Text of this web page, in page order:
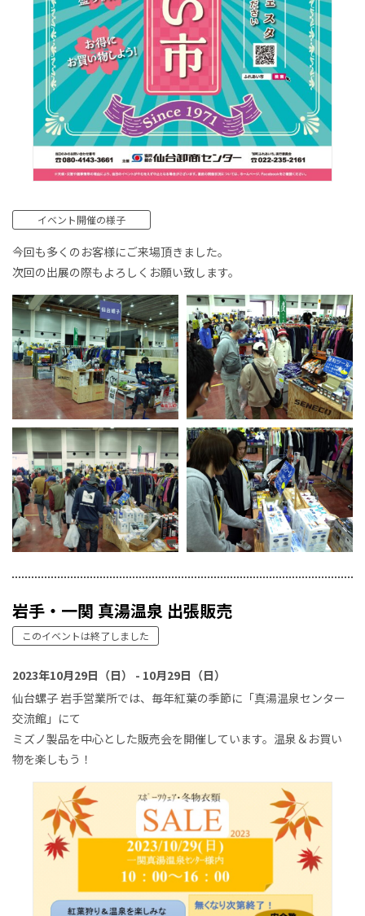
イベント開催の様子
今回も多くのお客様にご来場頂きました。
次回の出展の際もよろしくお願い致します。
岩手・一関 真湯温泉 出張販売
このイベントは終了しました
2023年10月29日（日） - 10月29日（日）
仙台螺子 岩手営業所では、毎年紅葉の季節に「真湯温泉センター
交流館」にて
ミズノ製品を中心とした販売会を開催しています。温泉＆お買い
物を楽しもう！